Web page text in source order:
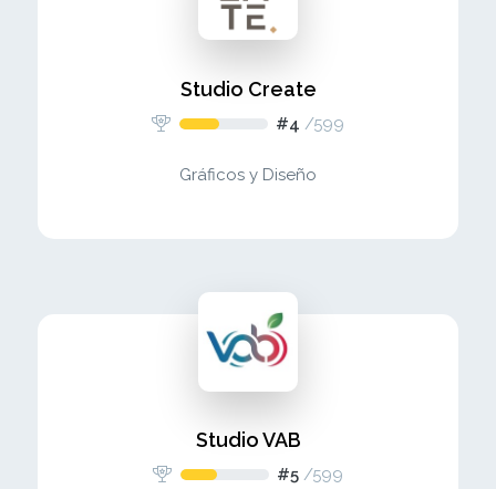
Studio Create
#4 /599
Gráficos y Diseño
Studio VAB
#5 /599